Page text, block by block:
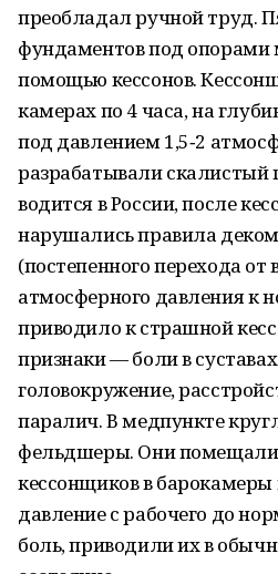
преобладал ручной труд.
фундаментов под опорами
помощью кессонов.
камерах по 4 часа, на
под давлением 1,5‑2
разрабатывали скалистый
водится в России, после
нарушались правила
(постепенного перехода от
атмосферного давления к
приводило к страшной
признаки — боли в
головокружение,
паралич. В медпункте
фельдшеры. Они помещали
кессонщиков в
давление с рабочего до
боль, приводили их в